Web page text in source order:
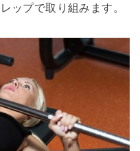
ップで取り組みます。